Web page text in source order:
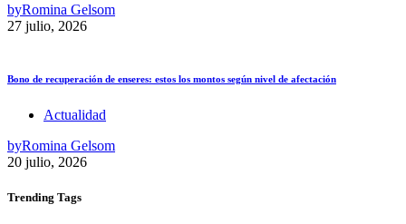
byRomina Gelsom
27 julio, 2026
Bono de recuperación de enseres: estos los montos según nivel de afectación
Actualidad
byRomina Gelsom
20 julio, 2026
Trending Tags